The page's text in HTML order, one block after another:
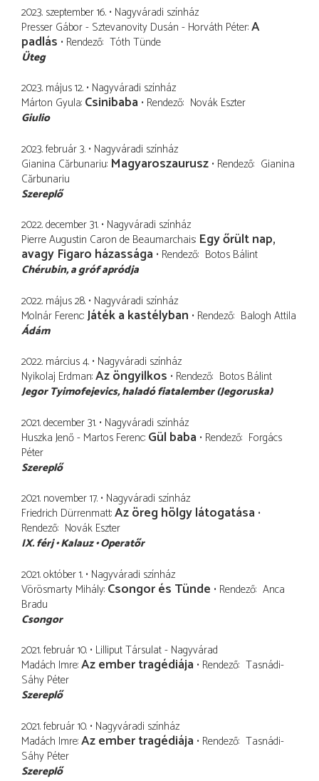
2023. szeptember 16. Nagyváradi színház
Presser Gábor - Sztevanovity Dusán - Horváth Péter A
padlás Rendező Tóth Tünde
Üteg
2023. május 12. Nagyváradi színház
Márton Gyula Csinibaba Rendező Novák Eszter
Giulio
2023. február 3. Nagyváradi színház
Gianina Cărbunariu Magyaroszaurusz Rendező Gianina
Cărbunariu
Szereplő
2022. december 31. Nagyváradi színház
Pierre Augustin Caron de Beaumarchais Egy őrült nap,
avagy Figaro házassága Rendező Botos Bálint
Chérubin a gróf apródja
2022. május 28. Nagyváradi színház
Molnár Ferenc Játék a kastélyban Rendező Balogh Attila
Ádám
2022. március 4. Nagyváradi színház
Nyikolaj Erdman Az öngyilkos Rendező Botos Bálint
Jegor Tyimofejevics haladó fiatalember (Jegoruska)
2021. december 31. Nagyváradi színház
Huszka Jenő - Martos Ferenc Gül baba Rendező Forgács
Péter
Szereplő
2021. november 17. Nagyváradi színház
Friedrich Dürrenmatt Az öreg hölgy látogatása
Rendező Novák Eszter
IX. férj Kalauz Operatőr
2021. október 1. Nagyváradi színház
Vörösmarty Mihály Csongor és Tünde Rendező Anca
Bradu
Csongor
2021. február 10. Lilliput Társulat - Nagyvárad
Madách Imre Az ember tragédiája Rendező Tasnádi-
Sáhy Péter
Szereplő
2021. február 10. Nagyváradi színház
Madách Imre Az ember tragédiája Rendező Tasnádi-
Sáhy Péter
Szereplő